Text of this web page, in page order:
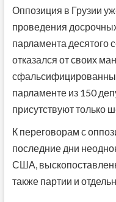
Оппозиция в Грузии
проведения
парламента десятого
отказался от своих
парламенте из 150
присутствуют только
К переговорам с
последние дни
США,
также партии и